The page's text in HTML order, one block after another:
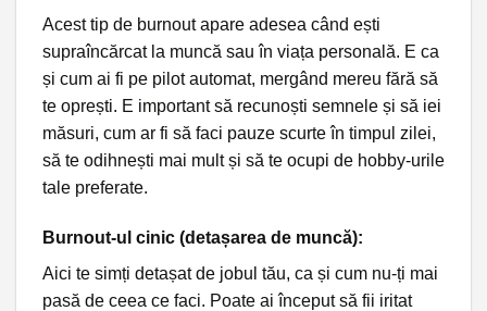
Acest tip de burnout apare adesea când ești
supraîncărcat la muncă sau în viața personală. E ca
și cum ai fi pe pilot automat, mergând mereu fără să
te oprești. E important să recunoști semnele și să iei
măsuri, cum ar fi să faci pauze scurte în timpul zilei,
să te odihnești mai mult și să te ocupi de hobby-urile
tale preferate.
Burnout-ul cinic (detașarea de muncă):
Aici te simți detașat de jobul tău, ca și cum nu-ți mai
pasă de ceea ce faci. Poate ai început să fii iritat